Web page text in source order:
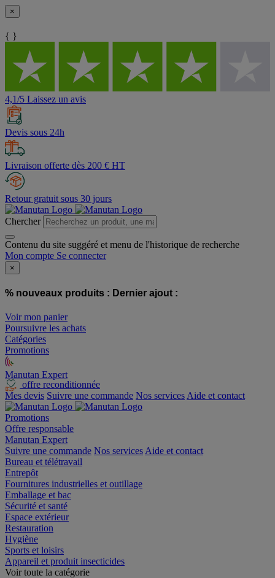
×
{ }
4,1/5 Laissez un avis
Devis sous 24h
Livraison offerte dès 200 € HT
Retour gratuit sous 30 jours
Chercher
Contenu du site suggéré et menu de l'historique de recherche
Mon compte Se connecter
×
% nouveaux produits : Dernier ajout :
Voir mon panier
Poursuivre les achats
Catégories
Promotions
Manutan Expert
offre reconditionnée
Mes devis Suivre une commande Nos services Aide et contact
Promotions
Offre responsable
Manutan Expert
Suivre une commande Nos services Aide et contact
Bureau et télétravail
Entrepôt
Fournitures industrielles et outillage
Emballage et bac
Sécurité et santé
Espace extérieur
Restauration
Hygiène
Sports et loisirs
Appareil et produit insecticides
Voir toute la catégorie